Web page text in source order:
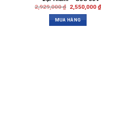
2,929,000₫ 2,550,000 ₫
MUA HÀNG